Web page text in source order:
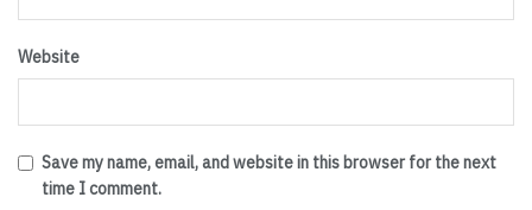
Website
Save my name, email, and website in this browser for the next
time I comment.